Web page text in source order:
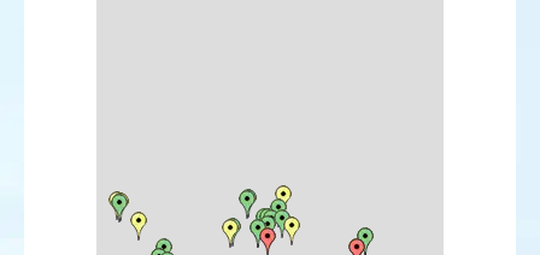
Rougequeue de Moussier
Traquet isabelle
Traquet pie